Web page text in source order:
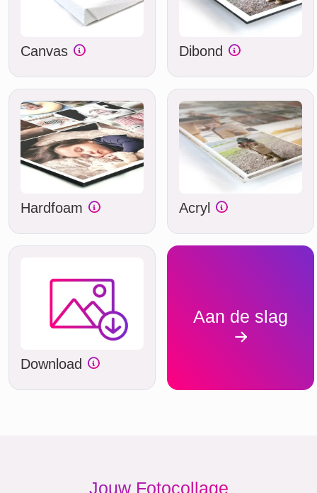
Canvas Dibond
Hardfoam Acryl
Download
Aan de slag
Jouw Fotocollage